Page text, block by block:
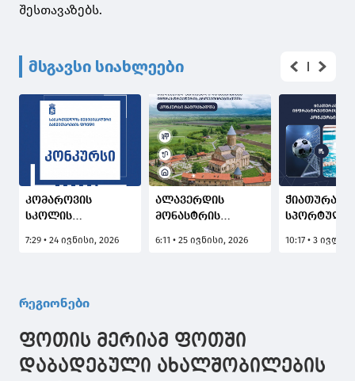
შესთავაზებს.
მსგავსი სიახლეები
კომაროვის
სკოლის
სასადილოს ახალი
პროექტირებისთვის
კონკურსი
7:29 • 24 ივნისი, 2026
ალავერდის
მონასტრის
ტურისტული და
6:11 • 25 ივნისი, 2026
ჭიათურაში
სპორტული
10:17 • 3
რეგიონები
ფოთის მერიამ ფოთში
დაბადებული ახალშობილების